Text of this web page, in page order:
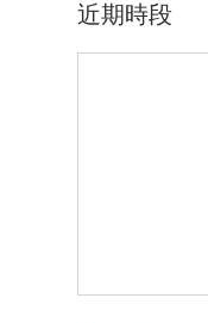
近期時段